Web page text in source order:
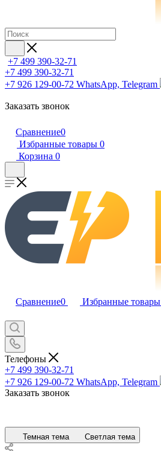
+7 499 390-32-71
+7 499 390-32-71
+7 926 129-00-72 WhatsApp, Telegram
Заказать звонок
Сравнение0
Избранные товары 0
Корзина 0
Сравнение0 Избранные товары
Телефоны
+7 499 390-32-71
+7 926 129-00-72 WhatsApp, Telegram
Заказать звонок
Темная тема Светлая тема